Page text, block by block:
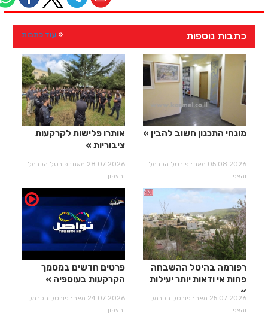
כתבות נוספות עוד כתבות
מונחי התכנון חשוב להבין
05.08.2026 מאת: פורטל הכרמל
והצפון
אותרו פלישות לקרקעות
ציבוריות
28.07.2026 מאת: פורטל הכרמל
והצפון
רפורמה בהיטל ההשבחה
פחות אי ודאות יותר יעילות​​​​​​​
25.07.2026 מאת: פורטל הכרמל
והצפון
פרטים חדשים במסמך
הקרקעות בעוספיה
24.07.2026 מאת: פורטל הכרמל
והצפון